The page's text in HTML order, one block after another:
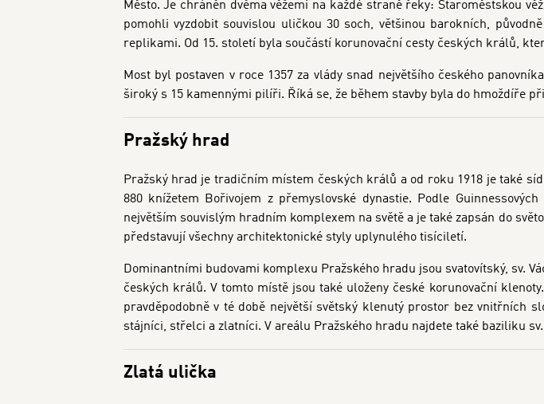
Město. Je chráněn dvěma věžemi na každé straně řeky: Staroměstskou
pomohli vyzdobit souvislou uličkou 30 soch, většinou barokních,
replikami. Od 15. století byla součástí korunovační cesty českých králů,
Most byl postaven v roce 1357 za vlády snad největšího českého
široký s 15 kamennými pilíři. Říká se, že během stavby byla do hmoždíře
Pražský hrad
Pražský hrad je tradičním místem českých králů a od roku 1918 je také
880 knížetem Bořivojem z přemyslovské dynastie. Podle
největším souvislým hradním komplexem na světě a je také zapsán do
představují všechny architektonické styly uplynulého tisíciletí.
Dominantními budovami komplexu Pražského hradu jsou svatovítský, sv.
českých králů. V tomto místě jsou také uloženy české korunovační
pravděpodobně v té době největší světský klenutý prostor bez vnitřních
stájníci, střelci a zlatníci. V areálu Pražského hradu najdete také baziliku
Zlatá ulička